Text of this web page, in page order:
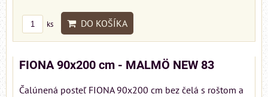
ks DO KOŠÍKA
FIONA 90x200 cm - MALMÖ NEW 83
Čalúnená posteľ FIONA 90x200 cm bez čelá s roštom a